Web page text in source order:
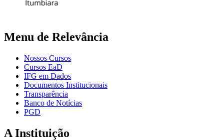
Menu de Relevância
Nossos Cursos
Cursos EaD
IFG em Dados
Documentos Institucionais
Transparência
Banco de Notícias
PGD
A Instituição